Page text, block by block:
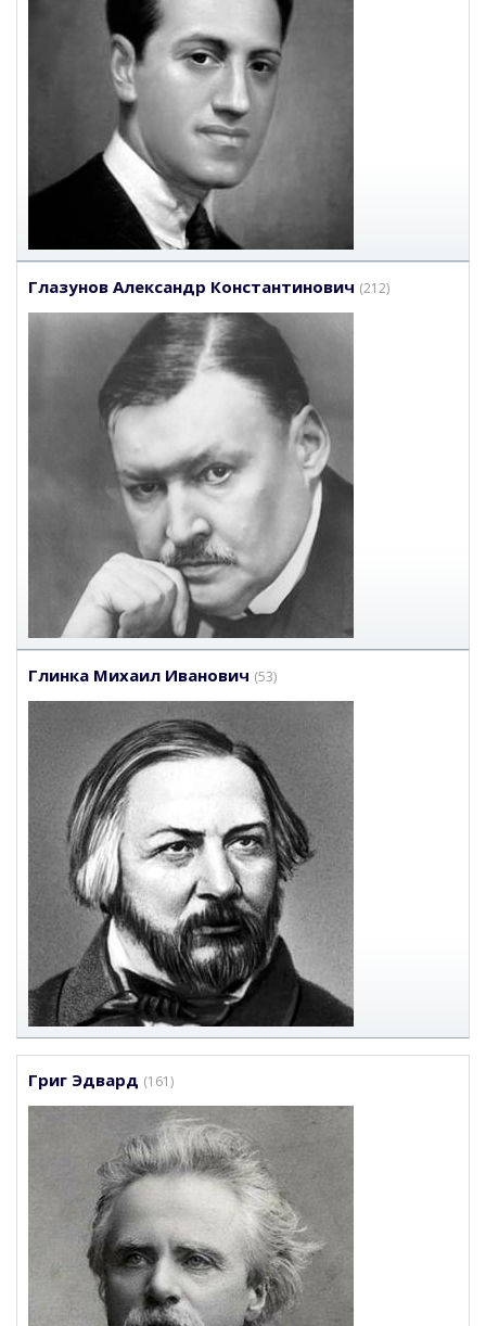
Глазунов Александр Константинович (212)
Глинка Михаил Иванович (53)
Григ Эдвард (161)